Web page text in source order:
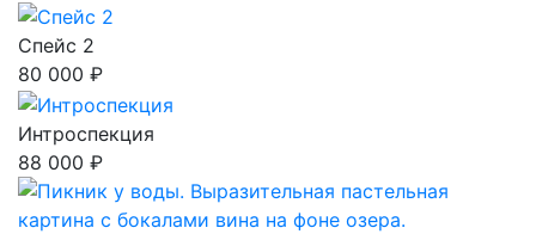
Спейс 2
80 000 ₽
Интроспекция
88 000 ₽